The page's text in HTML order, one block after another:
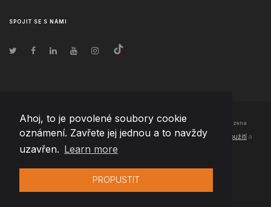
Ahoj, to je povolené soubory cookie
oznámení. Zavřete jej jednou a to navždy
uzavřen. Learn more
PROPUSTIT
SPOJIT SE S NÁMI
© Copyright2026 Team Extension Czech Republic- Všechna práva vyhrazena
Changelog● Používáním těchto stránek souhlasíte s našimiPodmínky použití a
Politika soukromí